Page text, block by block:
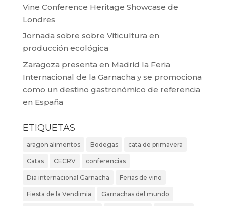
Vine Conference Heritage Showcase de
Londres
Jornada sobre sobre Viticultura en
producción ecológica
Zaragoza presenta en Madrid la Feria
Internacional de la Garnacha y se promociona
como un destino gastronómico de referencia
en España
ETIQUETAS
aragon alimentos Bodegas cata de primavera
Catas CECRV conferencias
Dia internacional Garnacha Ferias de vino
Fiesta de la Vendimia Garnachas del mundo